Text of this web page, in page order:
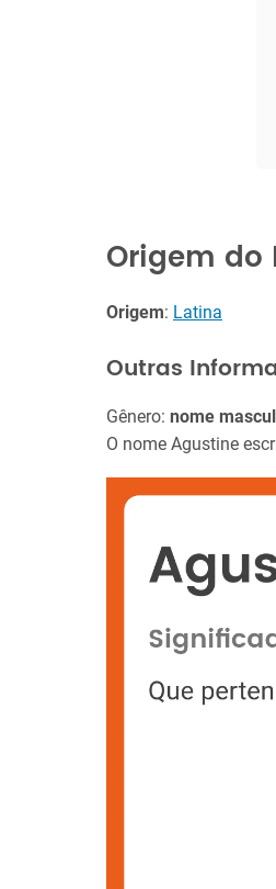
Origem do
Origem: Latina
Outras
Gênero: nome
O nome Agustine